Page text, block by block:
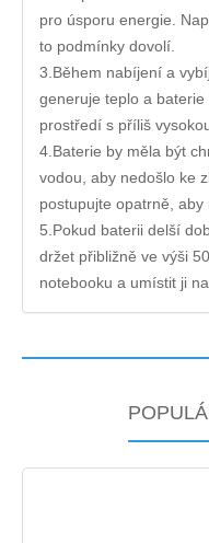
pro úsporu energie.
to podmínky dovolí.
3.Během nabíjení a
generuje teplo a
prostředí s příliš
4.Baterie by měla být
vodou, aby nedošlo ke
postupujte opatrně,
5.Pokud baterii delší
držet přibližně ve výši
notebooku a umístit ji